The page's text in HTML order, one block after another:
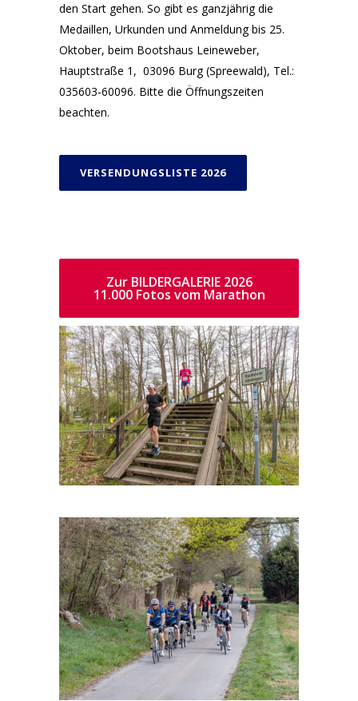
den Start gehen. So gibt es ganzjährig die
Medaillen, Urkunden und Anmeldung bis 25.
Oktober, beim Bootshaus Leineweber,
Hauptstraße 1, 03096 Burg (Spreewald), Tel.:
035603-60096. Bitte die Öffnungszeiten
beachten.
VERSENDUNGSLISTE 2026
Zur BILDERGALERIE 2026
11.000 Fotos vom Marathon